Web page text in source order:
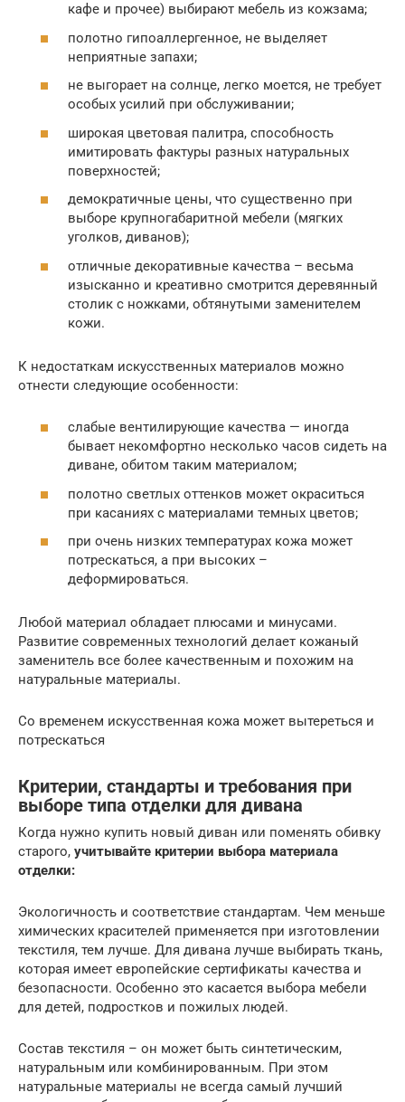
кафе и прочее) выбирают мебель из кожзама;
полотно гипоаллергенное, не выделяет
неприятные запахи;
не выгорает на солнце, легко моется, не требует
особых усилий при обслуживании;
широкая цветовая палитра, способность
имитировать фактуры разных натуральных
поверхностей;
демократичные цены, что существенно при
выборе крупногабаритной мебели (мягких
уголков, диванов);
отличные декоративные качества – весьма
изысканно и креативно смотрится деревянный
столик с ножками, обтянутыми заменителем
кожи.
К недостаткам искусственных материалов можно
отнести следующие особенности:
слабые вентилирующие качества — иногда
бывает некомфортно несколько часов сидеть на
диване, обитом таким материалом;
полотно светлых оттенков может окраситься
при касаниях с материалами темных цветов;
при очень низких температурах кожа может
потрескаться, а при высоких –
деформироваться.
Любой материал обладает плюсами и минусами.
Развитие современных технологий делает кожаный
заменитель все более качественным и похожим на
натуральные материалы.
Со временем искусственная кожа может вытереться и
потрескаться
Критерии, стандарты и требования при
выборе типа отделки для дивана
Когда нужно купить новый диван или поменять обивку
старого, учитывайте критерии выбора материала
отделки:
Экологичность и соответствие стандартам. Чем меньше
химических красителей применяется при изготовлении
текстиля, тем лучше. Для дивана лучше выбирать ткань,
которая имеет европейские сертификаты качества и
безопасности. Особенно это касается выбора мебели
для детей, подростков и пожилых людей.
Состав текстиля – он может быть синтетическим,
натуральным или комбинированным. При этом
натуральные материалы не всегда самый лучший